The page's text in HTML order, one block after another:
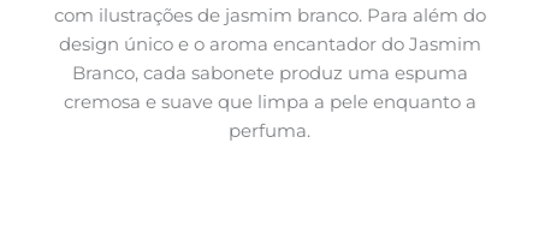
com ilustrações de jasmim branco. Para além do
design único e o aroma encantador do Jasmim
Branco, cada sabonete produz uma espuma
cremosa e suave que limpa a pele enquanto a
perfuma.